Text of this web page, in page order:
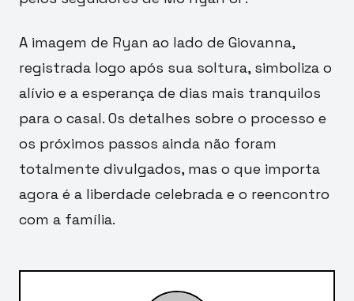
A imagem de Ryan ao lado de Giovanna,
registrada logo após sua soltura, simboliza o
alívio e a esperança de dias mais tranquilos
para o casal. Os detalhes sobre o processo e
os próximos passos ainda não foram
totalmente divulgados, mas o que importa
agora é a liberdade celebrada e o reencontro
com a família.